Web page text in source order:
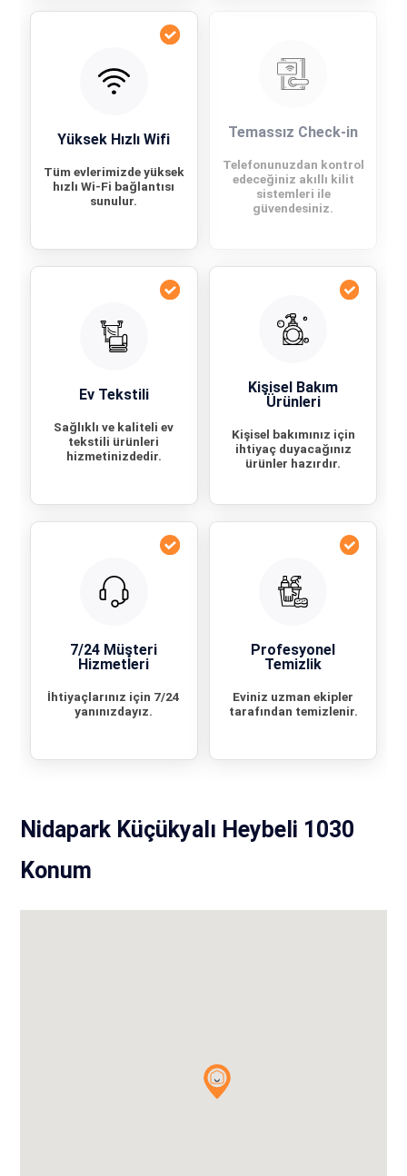
Yüksek Hızlı Wifi
Tüm evlerimizde yüksek
hızlı Wi-Fi bağlantısı
sunulur.
Temassız Check-in
Telefonunuzdan kontrol
edeceğiniz akıllı kilit
sistemleri ile
güvendesiniz.
Ev Tekstili
Sağlıklı ve kaliteli ev
tekstili ürünleri
hizmetinizdedir.
Kişisel Bakım
Ürünleri
Kişisel bakımınız için
ihtiyaç duyacağınız
ürünler hazırdır.
7/24 Müşteri
Hizmetleri
İhtiyaçlarınız için 7/24
yanınızdayız.
Profesyonel
Temizlik
Eviniz uzman ekipler
tarafından temizlenir.
Nidapark Küçükyalı Heybeli 1030
Konum